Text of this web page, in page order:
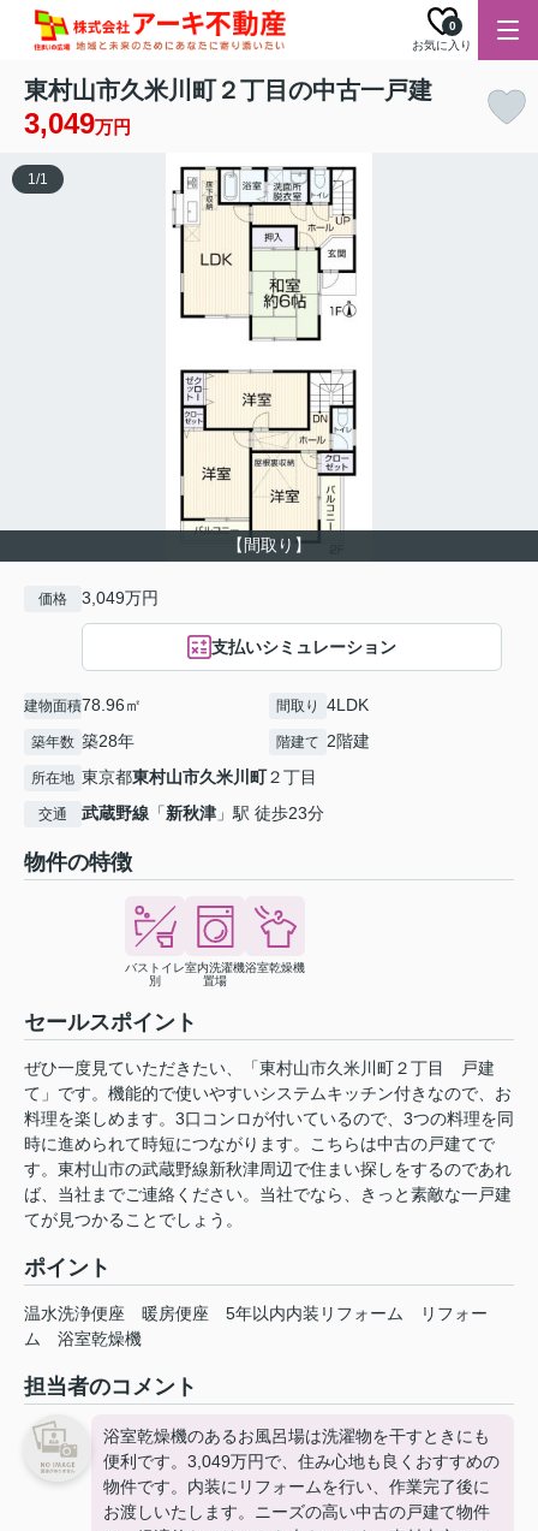
お気に入り
0
東村山市久米川町２丁目の中古一戸建
3,049万円
【間取り】
1/1
価格 3,049万円
支払いシミュレーション
建物面積78.96㎡ 間取り 4LDK
築年数 築28年 階建て 2階建
所在地 東京都東村山市久米川町２丁目
交通 武蔵野線 「新秋津 」駅 徒歩23分
物件の特徴
バストイレ
別
室内洗濯機
置場
浴室乾燥機
セールスポイント
ぜひ一度見ていただきたい、「東村山市久米川町２丁目 戸建
て」です。機能的で使いやすいシステムキッチン付きなので、お
料理を楽しめます。3口コンロが付いているので、3つの料理を同
時に進められて時短につながります。こちらは中古の戸建てで
す。東村山市の武蔵野線新秋津周辺で住まい探しをするのであれ
ば、当社までご連絡ください。当社でなら、きっと素敵な一戸建
てが見つかることでしょう。
ポイント
温水洗浄便座 暖房便座 5年以内内装リフォーム
リフォー
ム
浴室乾燥機
担当者のコメント
浴室乾燥機のあるお風呂場は洗濯物を干すときにも
便利です。3,049万円で、住み心地も良くおすすめの
物件です。内装にリフォームを行い、作業完了後に
お渡しいたします。ニーズの高い中古の戸建て物件